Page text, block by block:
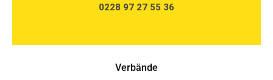
0228 97 27 55 36
Verbände